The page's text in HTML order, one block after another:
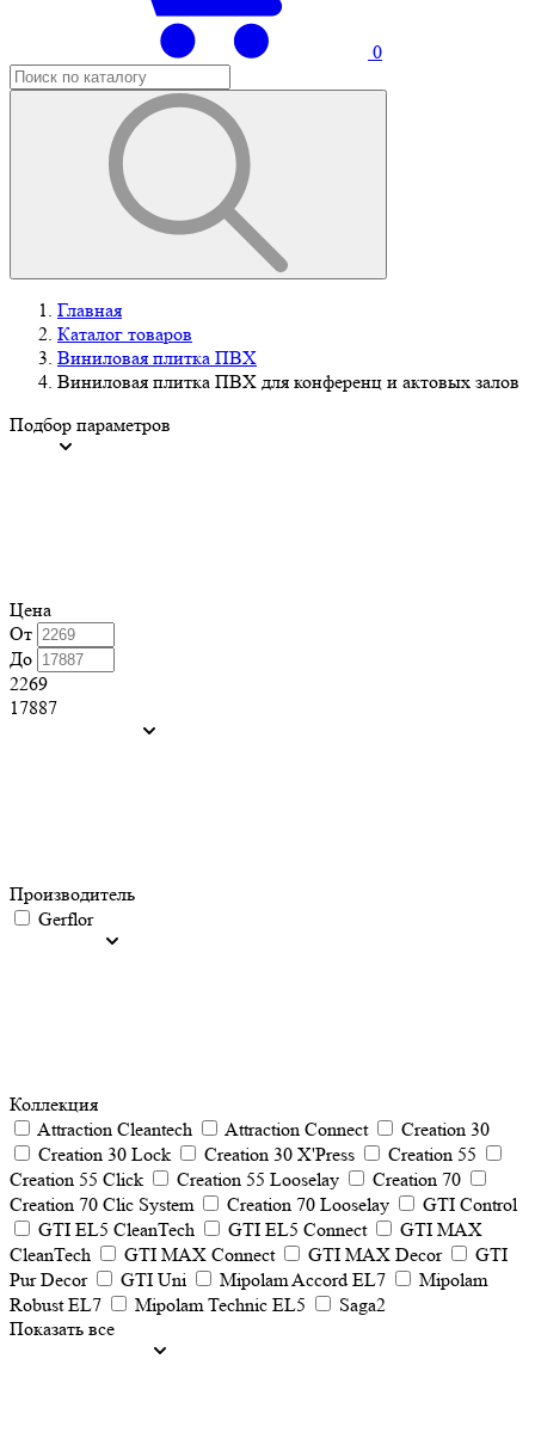
0
Главная
Каталог товаров
Виниловая плитка ПВХ
Виниловая плитка ПВХ для конференц и актовых залов
Подбор параметров
Цена
От
До
2269
17887
Производитель
Gerflor
Коллекция
Attraction Cleantech
Attraction Connect
Creation 30
Creation 30 Lock
Creation 30 X'Press
Creation 55
Creation 55 Click
Creation 55 Looselay
Creation 70
Creation 70 Clic System
Creation 70 Looselay
GTI Control
GTI EL5 CleanTech
GTI EL5 Connect
GTI MAX
CleanTech
GTI MAX Connect GTI MAX Decor
GTI
Pur Decor
GTI Uni Mipolam Accord EL7
Mipolam
Robust EL7
Mipolam Technic EL5
Saga2
Показать все